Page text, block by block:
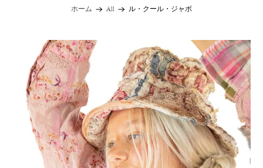
ホーム All ル・クール・ジャボ